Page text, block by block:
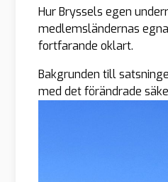
Hur Bryssels egen
medlemsländernas
fortfarande oklart.
Bakgrunden till
med det förändrade